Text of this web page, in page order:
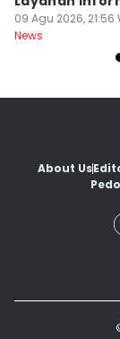
Publik
09 Agu 2026, 21:56
News
About Us